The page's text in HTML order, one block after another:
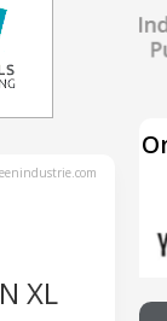
XL